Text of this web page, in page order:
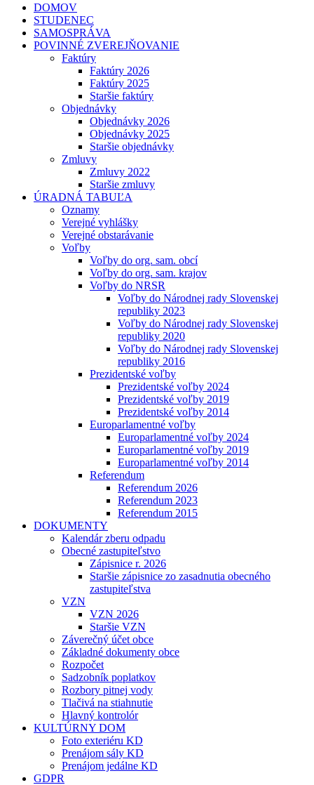
DOMOV
STUDENEC
SAMOSPRÁVA
POVINNÉ ZVEREJŇOVANIE
Faktúry
Faktúry 2026
Faktúry 2025
Staršie faktúry
Objednávky
Objednávky 2026
Objednávky 2025
Staršie objednávky
Zmluvy
Zmluvy 2022
Staršie zmluvy
ÚRADNÁ TABUĽA
Oznamy
Verejné vyhlášky
Verejné obstarávanie
Voľby
Voľby do org. sam. obcí
Voľby do org. sam. krajov
Voľby do NRSR
Voľby do Národnej rady Slovenskej
republiky 2023
Voľby do Národnej rady Slovenskej
republiky 2020
Voľby do Národnej rady Slovenskej
republiky 2016
Prezidentské voľby
Prezidentské voľby 2024
Prezidentské voľby 2019
Prezidentské voľby 2014
Europarlamentné voľby
Europarlamentné voľby 2024
Europarlamentné voľby 2019
Europarlamentné voľby 2014
Referendum
Referendum 2026
Referendum 2023
Referendum 2015
DOKUMENTY
Kalendár zberu odpadu
Obecné zastupiteľstvo
Zápisnice r. 2026
Staršie zápisnice zo zasadnutia obecného
zastupiteľstva
VZN
VZN 2026
Staršie VZN
Záverečný účet obce
Základné dokumenty obce
Rozpočet
Sadzobník poplatkov
Rozbory pitnej vody
Tlačivá na stiahnutie
Hlavný kontrolór
KULTÚRNY DOM
Foto exteriéru KD
Prenájom sály KD
Prenájom jedálne KD
GDPR